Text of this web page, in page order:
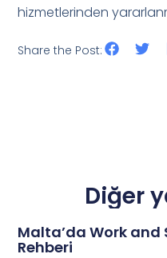
hizmetlerinden
Share the Post:
Diğer
Malta’da Work
Rehberi